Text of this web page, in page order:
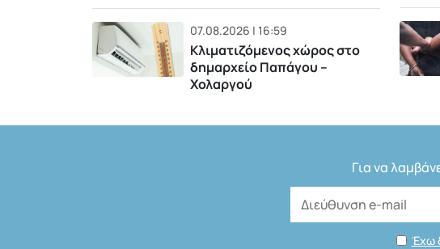
07.08.2026 | 16:59
Κλιματιζόμενος χώρος στο
δημαρχείο Παπάγου –
Χολαργού
Για να
Έχω